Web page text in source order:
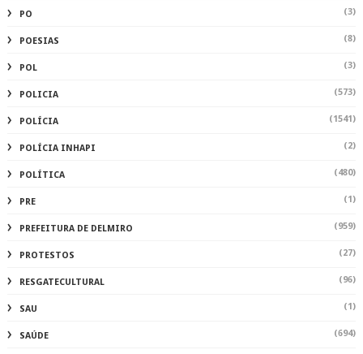
PO (3)
POESIAS (8)
POL (3)
POLICIA (573)
POLÍCIA (1541)
POLÍCIA INHAPI (2)
POLÍTICA (480)
PRE (1)
PREFEITURA DE DELMIRO (959)
PROTESTOS (27)
RESGATECULTURAL (96)
SAU (1)
SAÚDE (694)